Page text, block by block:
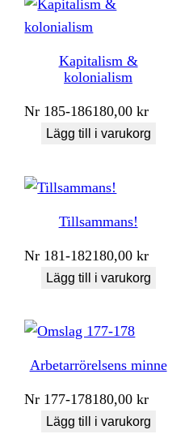
Kapitalism &
kolonialism
Nr 185-186180,00kr
Lägg till i varukorg
Tillsammans!
Nr 181-182180,00kr
Lägg till i varukorg
Arbetarrörelsens minne
Nr 177-178180,00kr
Lägg till i varukorg